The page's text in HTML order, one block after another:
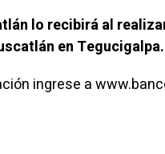
lo recibirá al
en Tegucigalpa.
ingrese a